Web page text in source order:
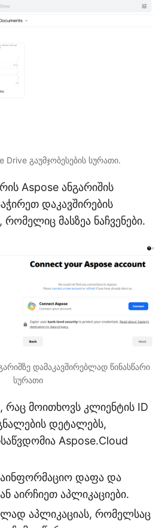
Drive გაუმჯობესების სურათი.
Aspose ანგარიშის
დაკავშირების
მასზეა ნაჩვენები.
დამაკავშირებლად წინასწარი
სურათი
რაც მოითხოვს კლიენტის ID
დეტალებს,
Aspose.Cloud
დაფა და
აირჩიეთ აპლიკაციები.
აპლიკაციას, რომელსაც